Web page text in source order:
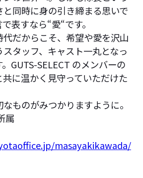
同時に身の引き締まる思いで
表すなら“愛“です。
だからこそ、希望や愛を沢山
タッフ、キャスト一丸となっ
GUTS-SELECT のメンバーの
に温かく見守っていただけた
ものがみつかりますように。
属
masayakikawada/